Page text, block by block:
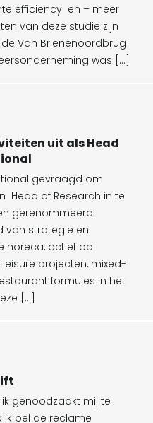
efficiency en – meer
van deze studie zijn
Van Brienenoordbrug
was […]
uit als Head
gevraagd om
Head of Research in te
gerenommeerd
van strategie en
horeca, actief op
projecten, mixed-
formules in het
[…]
genoodzaakt mij te
ik bel de reclame